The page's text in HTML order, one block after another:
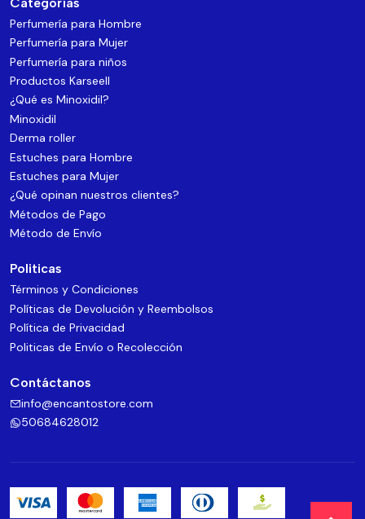
Perfumería para Hombre
Perfumería para Mujer
Perfumería para niños
Productos Karseell
¿Qué es Minoxidil?
Minoxidil
Derma roller
Estuches para Hombre
Estuches para Mujer
¿Qué opinan nuestros clientes?
Métodos de Pago
Método de Envío
Politicas
Términos y Condiciones
Políticas de Devolución y Reembolsos
Política de Privacidad
Politicas de Envío o Recolección
Contáctanos
info@encantostore.com
50684628012